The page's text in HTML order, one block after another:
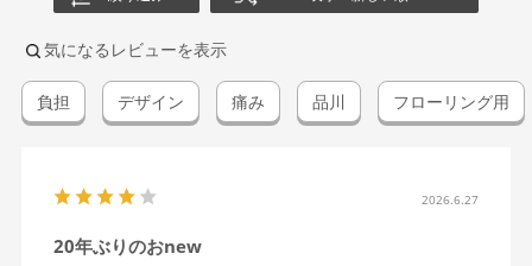
気になるレビューを表示
負担 デザイン 痛み 品川 フローリング用
2026.6.27
20年ぶりのおnew